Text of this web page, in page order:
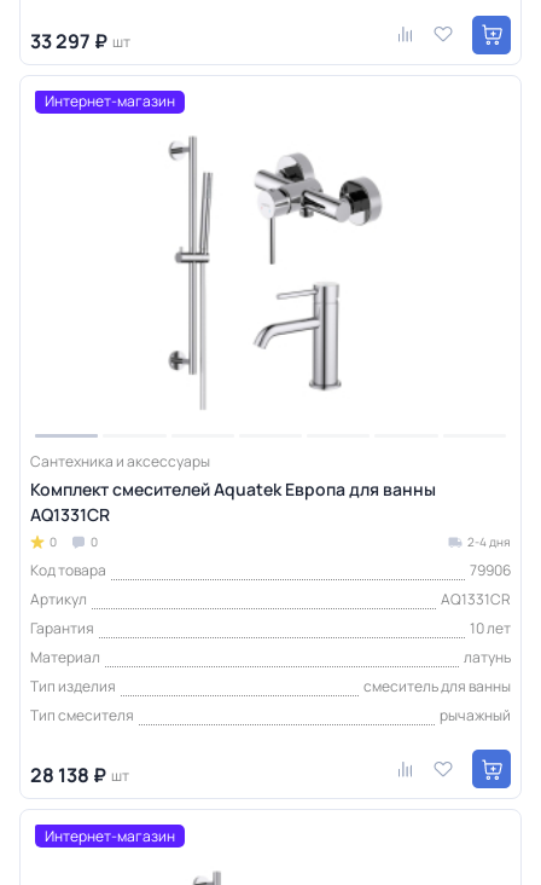
33 297 ₽ шт
Интернет-магазин
Сантехника и аксессуары
Комплект смесителей Aquatek Европа для ванны
AQ1331CR
0 0 2-4 дня
Код товара
79906
Артикул
AQ1331CR
Гарантия
10 лет
Материал
латунь
Тип изделия
смеситель для ванны
Тип смесителя
рычажный
28 138 ₽ шт
Интернет-магазин